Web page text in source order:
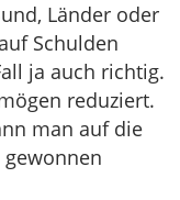
Länder oder
Schulden
ja auch richtig.
reduziert.
man auf die